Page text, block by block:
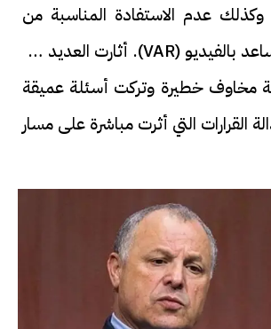
وكذلك عدم الاستفادة المناسبة من
نظام الحكم المساعد بالفيديو (VAR). أثارت العديد من
مخاوف خطيرة وتركت أسئلة عميقة
القرارات التي أثرت مباشرة على مسار